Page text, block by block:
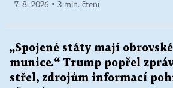
7. 8. 2026 ▪ 3 min. čtení
„Spojené státy mají
munice.“ Trump popřel
střel, zdrojům informací